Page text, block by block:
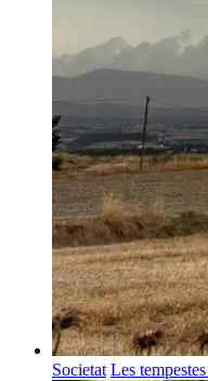
Societat Les